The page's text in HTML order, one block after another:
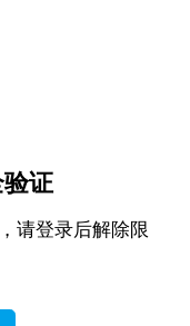
验证
请登录后解除限